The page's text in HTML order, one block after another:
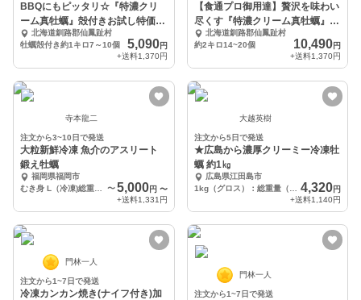
BBQにもピッタリ☆『特濃クリ
ーム真牡蠣』殻付きお試し特価キ
ャンペーン1kg
北海道釧路郡仙鳳趾村
牡蠣殻付き約1キロ7～10個
5,090円
+送料1,370円
【食通プロ御用達】贅沢を味わい
尽くす『特濃クリーム真牡蠣』お
得な大容量約2㎏
北海道釧路郡仙鳳趾村
約2キロ14~20個
10,490円
+送料1,370円
寺本龍二
注文から3~10日で発送
大粒新鮮冷凍 魚介のアスリート
鍛え牡蠣
福岡県福岡市
〜 5,000円 〜
+送料1,331円
大越英樹
注文から5日で発送
★広島から濃厚クリーミー冷凍牡
蠣 約1㎏
広島県江田島市
4,320円
+送料1,140円
門林一人
注文から1~7日で発送
冷凍カンカン焼き(ナイフ付き)加
門林一人
注文から1~7日で発送